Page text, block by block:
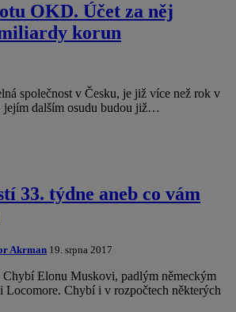
OKD. Účet za něj
korun
společnost v Česku, je již více než rok v
jejím dalším osudu budou již…
33. týdne aneb co vám
Akrman 19. srpna 2017
Chybí Elonu Muskovi, padlým německým
Chybí i v rozpočtech některých